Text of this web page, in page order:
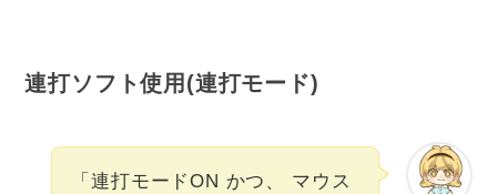
連打ソフト使用(連打モード)
「連打モードON かつ、 マウス